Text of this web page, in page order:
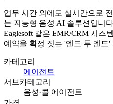
업무 시간 외에도 실시간으로
는 지능형 음성 AI 솔루션입니
Eaglesoft 같은 EMR/CRM 시스
예약을 확정 짓는 '엔드 투 엔드
카테고리
에이전트
서브카테고리
음성·콜 에이전트
가격